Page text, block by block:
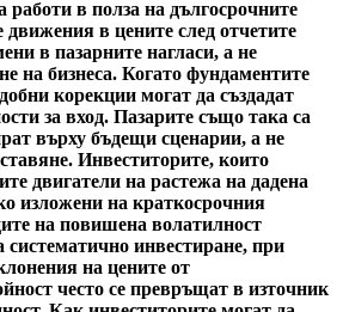
работи в полза на дългосрочните
движения в цените след отчетите
в пазарните нагласи, а не
на бизнеса. Когато фундаментите
корекции могат да създадат
за вход. Пазарите също така са
върху бъдещи сценарии, а не
Инвеститорите, които
двигатели на растежа на дадена
изложени на краткосрочния
на повишена волатилност
систематично инвестиране, при
на цените от
често се превръщат в източник